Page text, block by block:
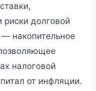
долговой
накопительное
налоговой
от инфляции.